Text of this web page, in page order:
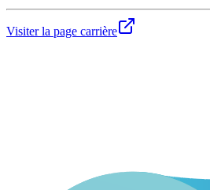
Visiter la page carrière